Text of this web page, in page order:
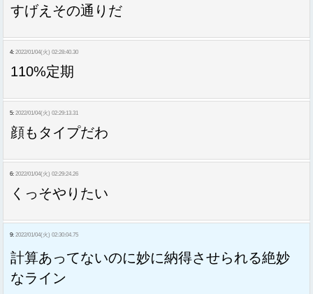
すげえその通りだ
4: 2022/01/04(火) 02:28:40.30
110%定期
5: 2022/01/04(火) 02:29:13.31
顔もタイプだわ
6: 2022/01/04(火) 02:29:24.26
くっそやりたい
9: 2022/01/04(火) 02:30:04.75
計算あってないのに妙に納得させられる絶妙
なライン